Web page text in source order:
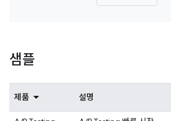
샘플
제품 설명